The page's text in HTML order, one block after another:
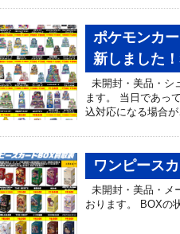
ポケモンカ
新しました
未開封・美品・シ
ます。 当日であっ
込対応になる場合
ワンピース
未開封・美品・メ
おります。 BOXの